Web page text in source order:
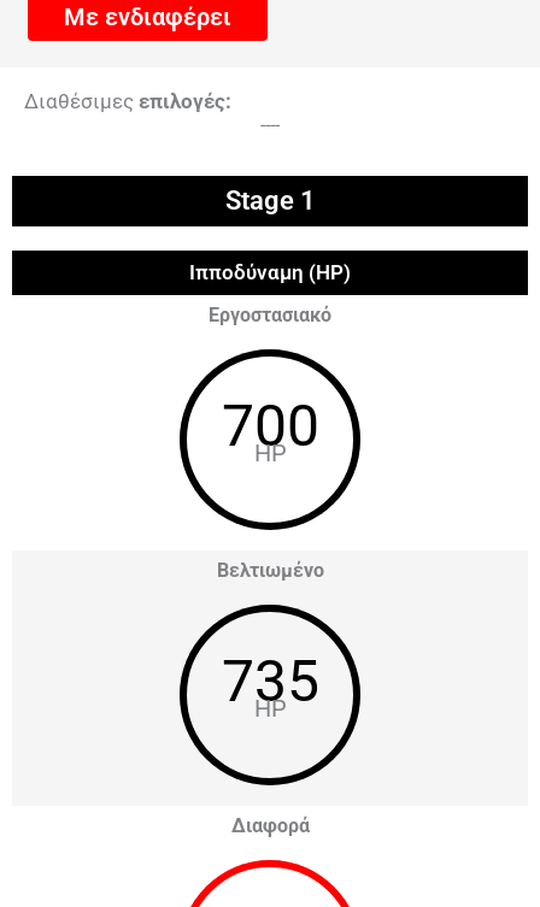
Με ενδιαφέρει
Διαθέσιμες επιλογές:
----
Stage 1
Ιπποδύναμη (HP)
Εργοστασιακό
700
HP
Βελτιωμένο
735
HP
Διαφορά